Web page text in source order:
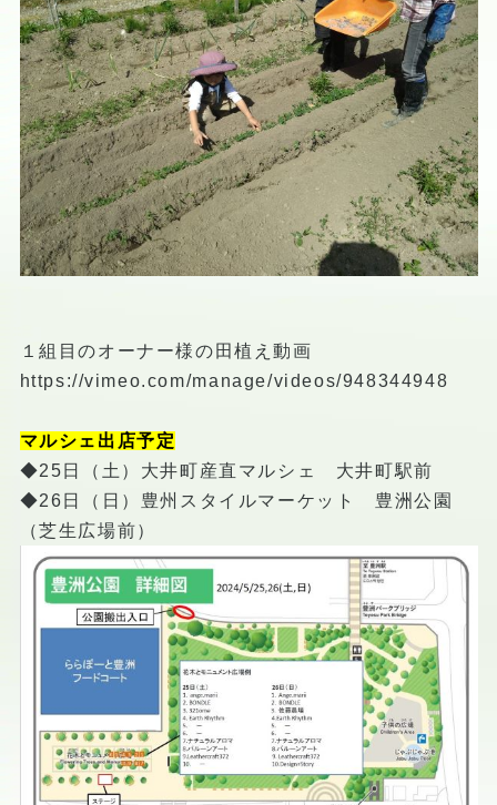
１組目のオーナー様の田植え動画
https://vimeo.com/manage/videos/948344948
マルシェ出店予定
◆25日（土）大井町産直マルシェ 大井町駅前
◆26日（日）豊州スタイルマーケット 豊洲公園
（芝生広場前）